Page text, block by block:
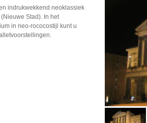
indrukwekkend neoklassiek
Stad). In het
in neo-rococostijl kunt u